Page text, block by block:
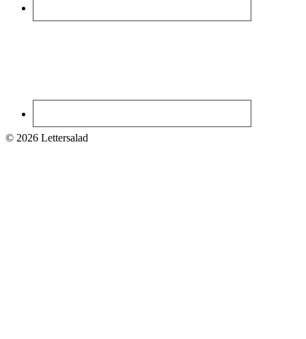
© 2026 Lettersalad